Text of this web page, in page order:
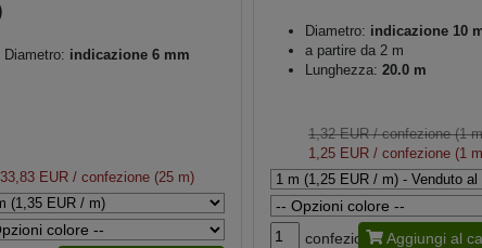
Diametro: indicazione 6 mm
33,83 EUR/ confezione (25 m)
Diametro: indicazione 10
a partire da 2 m
Lunghezza: 20.0 m
1,32 EUR/ confezione (1
1,25 EUR/ confezione (1
confezione Aggiungi al